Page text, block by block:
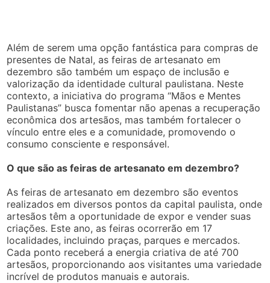
Além de serem uma opção fantástica para compras de
presentes de Natal, as feiras de artesanato em
dezembro são também um espaço de inclusão e
valorização da identidade cultural paulistana. Neste
contexto, a iniciativa do programa “Mãos e Mentes
Paulistanas” busca fomentar não apenas a recuperação
econômica dos artesãos, mas também fortalecer o
vínculo entre eles e a comunidade, promovendo o
consumo consciente e responsável.
O que são as feiras de artesanato em dezembro?
As feiras de artesanato em dezembro são eventos
realizados em diversos pontos da capital paulista, onde
artesãos têm a oportunidade de expor e vender suas
criações. Este ano, as feiras ocorrerão em 17
localidades, incluindo praças, parques e mercados.
Cada ponto receberá a energia criativa de até 700
artesãos, proporcionando aos visitantes uma variedade
incrível de produtos manuais e autorais.